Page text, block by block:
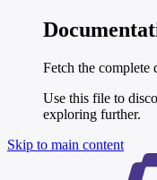
Fetch the complete
Use this file to
exploring further.
Skip to main content